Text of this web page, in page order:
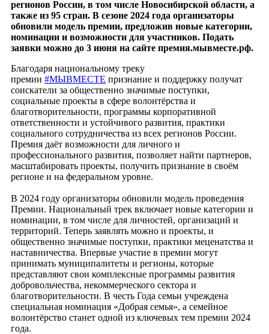
регионов России, в том числе Новосибирской области, а
также из 95 стран. В сезоне 2024 года организаторы
обновили модель премии, предложив новые категории,
номинации и возможности для участников. Подать
заявки можно до 3 июня на сайте премия.мывместе.рф.
Благодаря национальному треку
премии #МЫВМЕСТЕ признание и поддержку получат
соискатели за общественно значимые поступки,
социальные проекты в сфере волонтёрства и
благотворительности, программы корпоративной
ответственности и устойчивого развития, практики
социального сотрудничества из всех регионов России.
Премия даёт возможности для личного и
профессионального развития, позволяет найти партнеров,
масштабировать проекты, получить признание в своём
регионе и на федеральном уровне.
В 2024 году организаторы обновили модель проведения
Премии. Национальный трек включает новые категории и
номинации, в том числе для личностей, организаций и
территорий. Теперь заявлять можно и проекты, и
общественно значимые поступки, практики меценатства и
наставничества. Впервые участие в премии могут
принимать муниципалитеты и регионы, которые
представляют свои комплексные программы развития
добровольчества, некоммерческого сектора и
благотворительности. В честь Года семьи учреждена
специальная номинация «Добрая семья», а семейное
волонтёрство станет одной из ключевых тем премии 2024
года.